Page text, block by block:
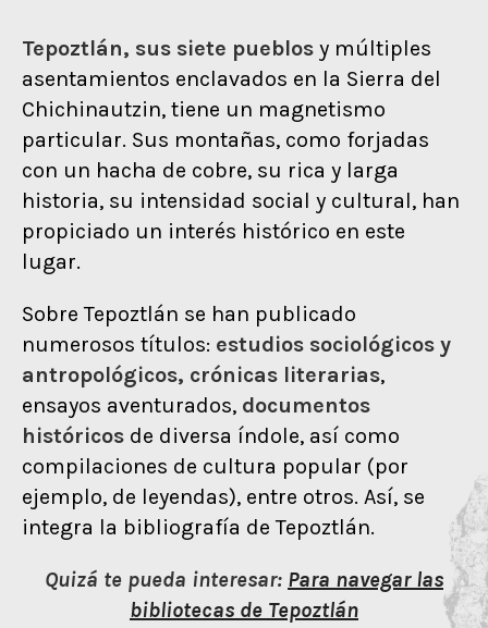
Tepoztlán, sus siete pueblos y múltiples
asentamientos enclavados en la Sierra del
Chichinautzin, tiene un magnetismo
particular. Sus montañas, como forjadas
con un hacha de cobre, su rica y larga
historia, su intensidad social y cultural, han
propiciado un interés histórico en este
lugar.
Sobre Tepoztlán se han publicado
numerosos títulos: estudios sociológicos y
antropológicos, crónicas literarias,
ensayos aventurados, documentos
históricos de diversa índole, así como
compilaciones de cultura popular (por
ejemplo, de leyendas), entre otros. Así, se
integra la bibliografía de Tepoztlán.
Quizá te pueda interesar: Para navegar las
bibliotecas de Tepoztlán